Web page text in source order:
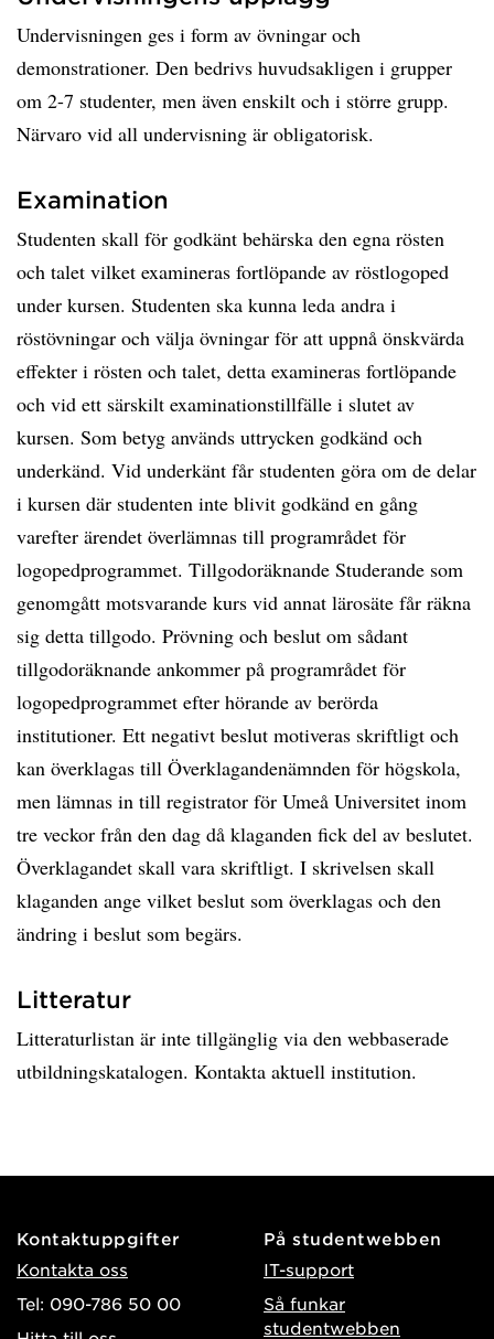
Undervisningen ges i form av övningar och
demonstrationer. Den bedrivs huvudsakligen i grupper
om 2-7 studenter, men även enskilt och i större grupp.
Närvaro vid all undervisning är obligatorisk.
Examination
Studenten skall för godkänt behärska den egna rösten
och talet vilket examineras fortlöpande av röstlogoped
under kursen. Studenten ska kunna leda andra i
röstövningar och välja övningar för att uppnå önskvärda
effekter i rösten och talet, detta examineras fortlöpande
och vid ett särskilt examinationstillfälle i slutet av
kursen. Som betyg används uttrycken godkänd och
underkänd. Vid underkänt får studenten göra om de delar
i kursen där studenten inte blivit godkänd en gång
varefter ärendet överlämnas till programrådet för
logopedprogrammet. Tillgodoräknande Studerande som
genomgått motsvarande kurs vid annat lärosäte får räkna
sig detta tillgodo. Prövning och beslut om sådant
tillgodoräknande ankommer på programrådet för
logopedprogrammet efter hörande av berörda
institutioner. Ett negativt beslut motiveras skriftligt och
kan överklagas till Överklagandenämnden för högskola,
men lämnas in till registrator för Umeå Universitet inom
tre veckor från den dag då klaganden fick del av beslutet.
Överklagandet skall vara skriftligt. I skrivelsen skall
klaganden ange vilket beslut som överklagas och den
ändring i beslut som begärs.
Litteratur
Litteraturlistan är inte tillgänglig via den webbaserade
utbildningskatalogen. Kontakta aktuell institution.
Kontaktuppgifter
Kontakta oss
Tel: 090-786 50 00
På studentwebben
IT-support
Så funkar
studentwebben